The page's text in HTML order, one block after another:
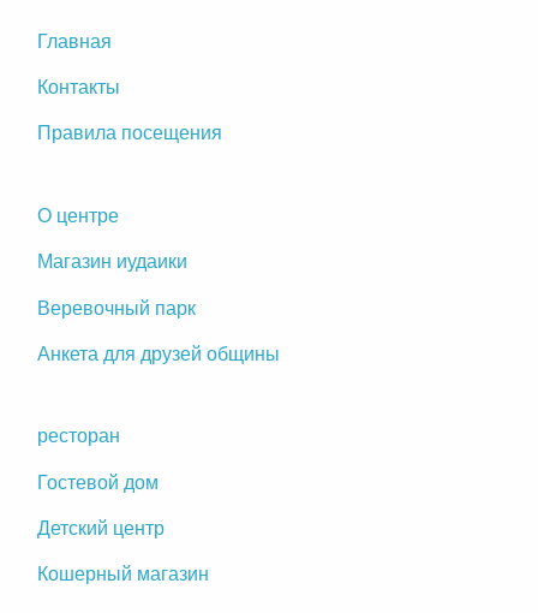
Главная
Контакты
Правила посещения
О центре
Магазин иудаики
Веревочный парк
Анкета для друзей общины
ресторан
Гостевой дом
Детский центр
Кошерный магазин